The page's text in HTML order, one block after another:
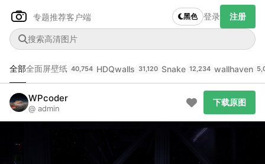
专题推荐客户端 黑色 登录 注册
全部全面屏壁纸 40,754 HDQwalls 31,120 Snake 12,234 wallhaven
WPcoder
@ admin
下载原图
下载原图
分类
--